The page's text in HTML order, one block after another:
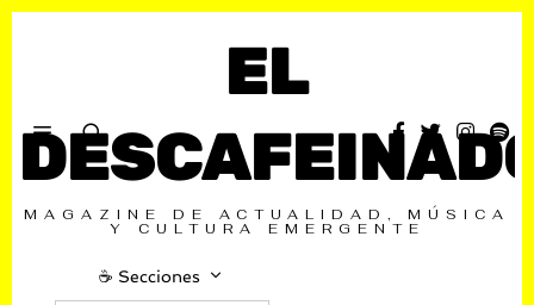
EL
MAGAZINE DE ACTUALIDAD, MÚSICA
Y CULTURA EMERGENTE
☕️ Secciones